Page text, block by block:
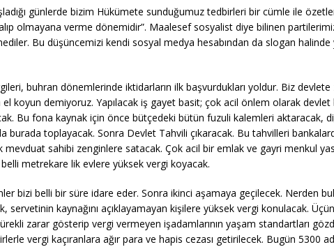
günlerde bizim Hükümete sunduğumuz tedbirleri bir cümle ile
olmayana verme dönemidir”. Maalesef sosyalist diye bilinen
Bu düşüncemizi kendi sosyal medya hesabından da slogan halinde
buhran dönemlerinde iktidarların ilk başvurdukları yoldur. Biz devlete
el koyun demiyoruz. Yapılacak iş gayet basit; çok acil önlem olarak
Bu fona kaynak için önce bütçedeki bütün fuzuli kalemleri aktaracak,
burada toplayacak. Sonra Devlet Tahvili çıkaracak. Bu tahvilleri
mevduat sahibi zenginlere satacak. Çok acil bir emlak ve gayri menkul
metrekare lik evlere yüksek vergi koyacak.
bizi belli bir süre idare eder. Sonra ikinci aşamaya geçilecek. Nerden
servetinin kaynağını açıklayamayan kişilere yüksek vergi konulacak.
zarar gösterip vergi vermeyen işadamlarının yaşam standartları
vergi kaçıranlara ağır para ve hapis cezası getirilecek. Bugün 5300